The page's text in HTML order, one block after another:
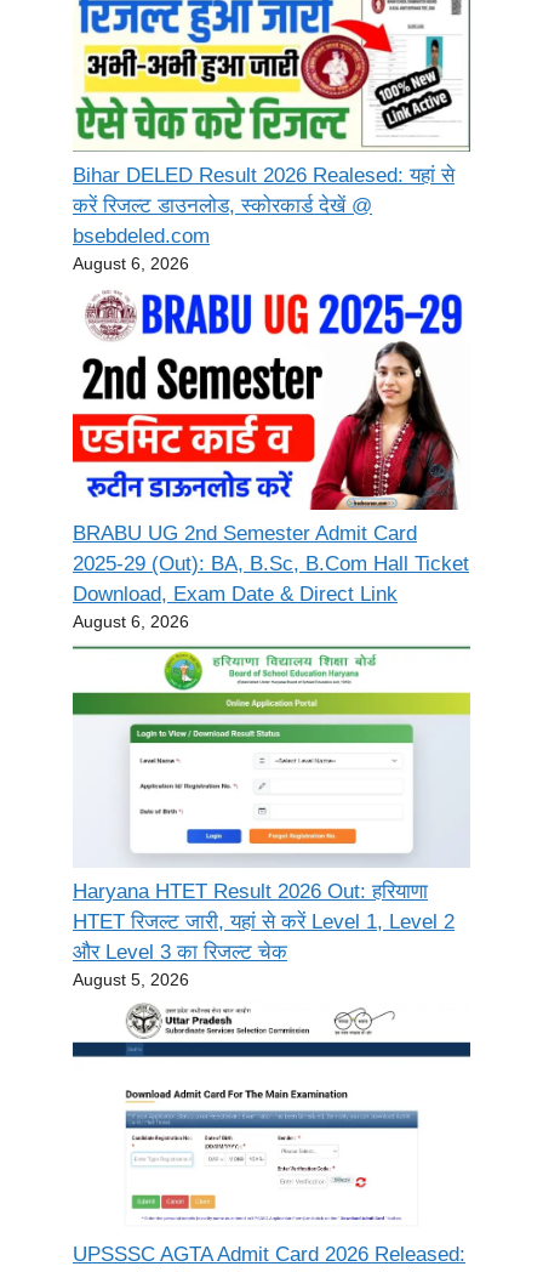
Bihar DELED Result 2026 Realesed: यहां से
करें रिजल्ट डाउनलोड, स्कोरकार्ड देखें @
bsebdeled.com
August 6, 2026
BRABU UG 2nd Semester Admit Card
2025-29 (Out): BA, B.Sc, B.Com Hall Ticket
Download, Exam Date & Direct Link
August 6, 2026
Haryana HTET Result 2026 Out: हरियाणा
HTET रिजल्ट जारी, यहां से करें Level 1, Level 2
और Level 3 का रिजल्ट चेक
August 5, 2026
UPSSSC AGTA Admit Card 2026 Released: